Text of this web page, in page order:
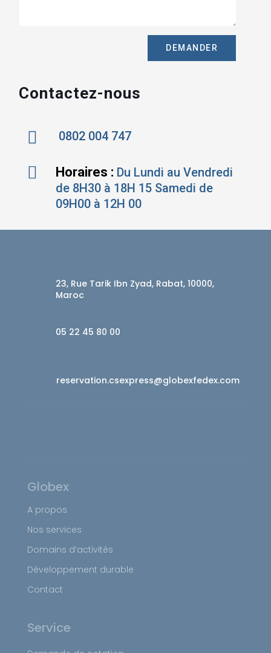
DEMANDER
Contactez-nous
 0802 004 747
 Horaires : Du Lundi au Vendredi
de 8H30 à 18H ‍15 Samedi de
09H00 à 12H ‍00
23, Rue Tarik Ibn Zyad, Rabat, 10000,
Maroc
05 22 45 80 00
reservation.csexpress@globexfedex.com
Globex
A propos
Nos services
Domains d’activités
Développement durable
Contact
Service